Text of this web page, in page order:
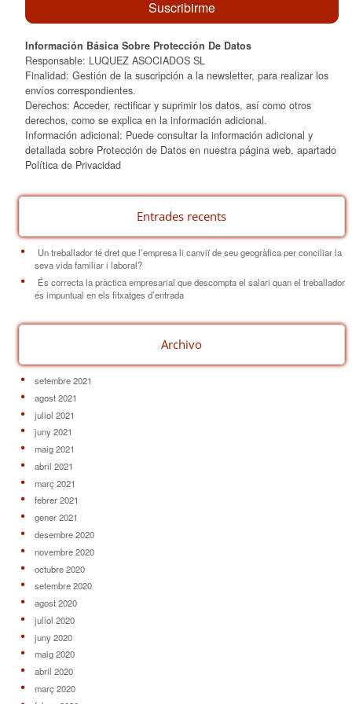
Información Básica Sobre Protección De Datos
Responsable: LUQUEZ ASOCIADOS SL
Finalidad: Gestión de la suscripción a la newsletter, para realizar los
envíos correspondientes.
Derechos: Acceder, rectificar y suprimir los datos, así como otros
derechos, como se explica en la información adicional.
Información adicional: Puede consultar la información adicional y
detallada sobre Protección de Datos en nuestra página web, apartado
Política de Privacidad
Entrades recents
Un treballador té dret que l’empresa li canviï de seu geogràfica per conciliar la
seva vida familiar i laboral?
És correcta la pràctica empresarial que descompta el salari quan el treballador
és impuntual en els fitxatges d’entrada
Archivo
setembre 2021
agost 2021
juliol 2021
juny 2021
maig 2021
abril 2021
març 2021
febrer 2021
gener 2021
desembre 2020
novembre 2020
octubre 2020
setembre 2020
agost 2020
juliol 2020
juny 2020
maig 2020
abril 2020
març 2020